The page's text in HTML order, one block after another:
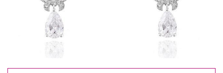
0 Lei - 100 Lei
100 Lei - 200 Lei
200 Lei - 300 Lei
300 Lei - 500 Lei
500 Lei - 1000 Lei